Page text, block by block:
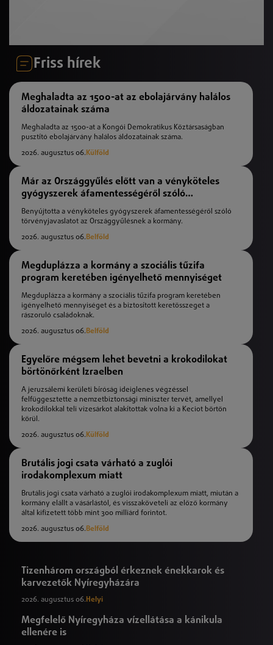
Friss hírek
Meghaladta az 1500-at az ebolajárvány halálos
áldozatainak száma
Meghaladta az 1500-at a Kongói Demokratikus Köztársaságban
pusztító ebolajárvány halálos áldozatainak száma.
2026. augusztus 06. Külföld
Már az Országgyűlés előtt van a vényköteles
gyógyszerek áfamentességéről szóló
törvényjavaslat
Benyújtotta a vényköteles gyógyszerek áfamentességéről szóló
törvényjavaslatot az Országgyűlésnek a kormány.
2026. augusztus 06.Belföld
Megduplázza a kormány a szociális tűzifa
program keretében igényelhető mennyiséget
Megduplázza a kormány a szociális tűzifa program keretében
igényelhető mennyiséget és a biztosított keretösszeget a
rászoruló családoknak.
2026. augusztus 06.Belföld
Egyelőre mégsem lehet bevetni a krokodilokat
börtönőrként Izraelben
A jeruzsálemi kerületi bíróság ideiglenes végzéssel
felfüggesztette a nemzetbiztonsági miniszter tervét, amellyel
krokodilokkal teli vizesárkot alakítottak volna ki a Keciot börtön
körül.
2026. augusztus 06. Külföld
Brutális jogi csata várható a zuglói
irodakomplexum miatt
Brutális jogi csata várható a zuglói irodakomplexum miatt, miután a
kormány elállt a vásárlástól, és visszaköveteli az előző kormány
által kifizetett több mint 300 milliárd forintot.
2026. augusztus 06.Belföld
Tizenhárom országból érkeznek énekkarok és
karvezetők Nyíregyházára
2026. augusztus 06. Helyi
Megfelelő Nyíregyháza vízellátása a kánikula
ellenére is